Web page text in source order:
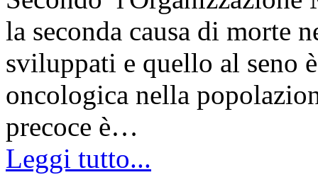
la seconda causa di morte
sviluppati e quello al seno
oncologica nella
precoce è…
Leggi tutto...